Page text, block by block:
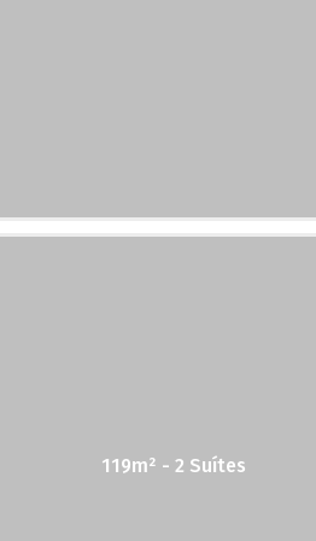
119m² - 2 Suítes